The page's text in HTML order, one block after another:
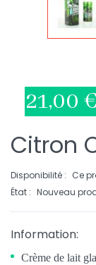
21,00
Citron
Disponibilité : Ce
État : Nouveau
Information:
Crème de lait